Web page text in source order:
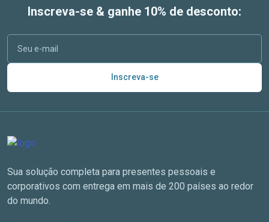
Inscreva-se & ganhe 10% de desconto:
Inscreva-se
Sua solução completa para presentes pessoais e
corporativos com entrega em mais de 200 países ao redor
do mundo.